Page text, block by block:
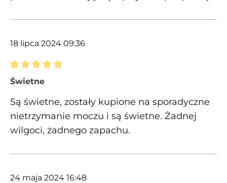
18 lipca 2024 09:36
Recenzja z oceną 5 spośród 5 gwiazdek
Świetne
Są świetne, zostały kupione na sporadyczne
nietrzymanie moczu i są świetne. Żadnej
wilgoci, żadnego zapachu.
24 maja 2024 16:48